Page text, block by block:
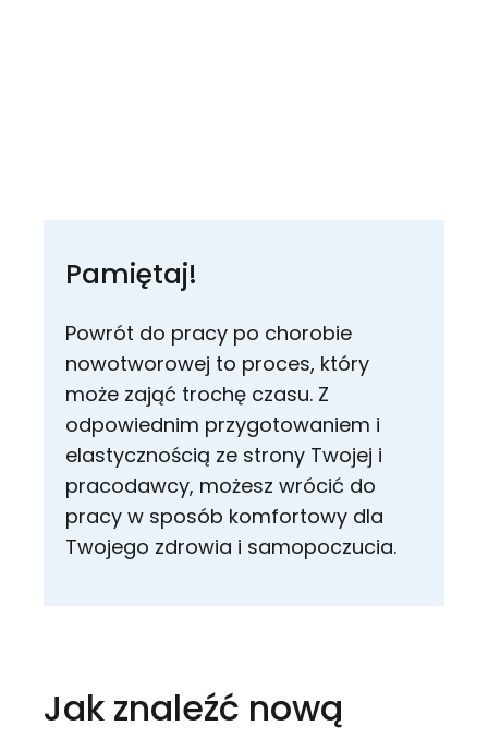
Pamiętaj!
Powrót do pracy po chorobie
nowotworowej to proces, który
może zająć trochę czasu. Z
odpowiednim przygotowaniem i
elastycznością ze strony Twojej i
pracodawcy, możesz wrócić do
pracy w sposób komfortowy dla
Twojego zdrowia i samopoczucia.
Jak znaleźć nową